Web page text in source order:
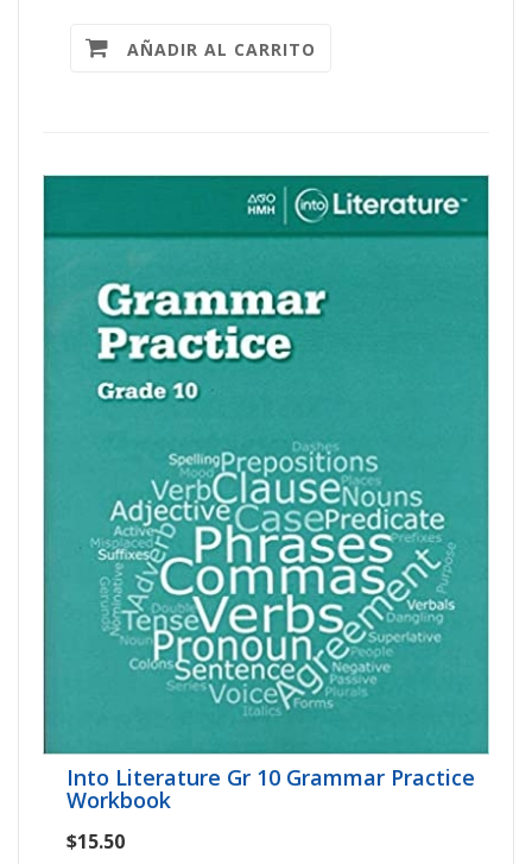
AÑADIR AL CARRITO
Into Literature Gr 10 Grammar Practice
Workbook
$15.50